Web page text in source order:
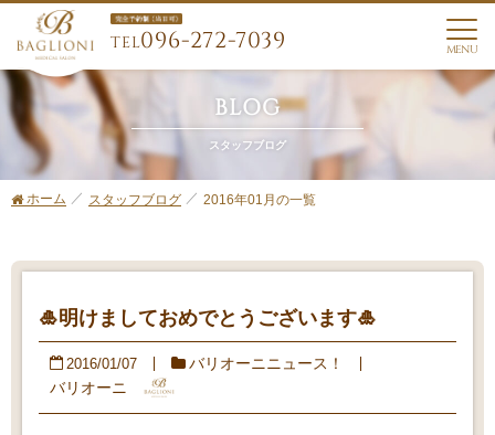
TEL096-272-7039 MENU
BLOG
スタッフブログ
ホーム スタッフブログ 2016年01月の一覧
🎍明けましておめでとうございます🎍
2016/01/07
バリオーニニュース！
バリオーニ